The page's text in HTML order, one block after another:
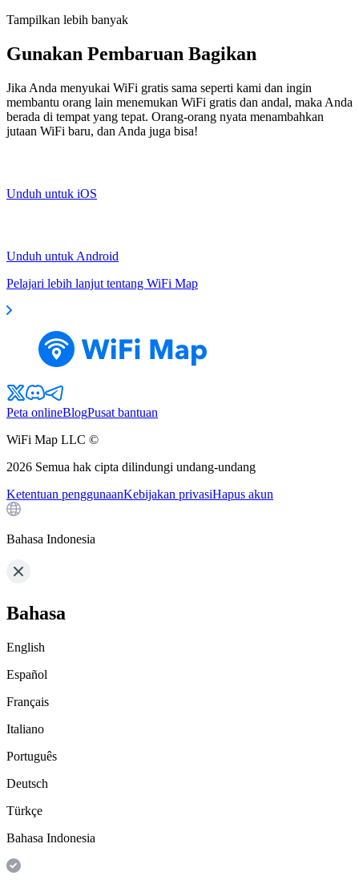
Tampilkan lebih banyak
Gunakan Pembaruan Bagikan
Jika Anda menyukai WiFi gratis sama seperti kami dan ingin
membantu orang lain menemukan WiFi gratis dan andal, maka Anda
berada di tempat yang tepat. Orang-orang nyata menambahkan
jutaan WiFi baru, dan Anda juga bisa!
Unduh untuk iOS
Unduh untuk Android
Pelajari lebih lanjut tentang WiFi Map
Peta onlineBlogPusat bantuan
WiFi Map LLC ©
2026 Semua hak cipta dilindungi undang-undang
Ketentuan penggunaanKebijakan privasiHapus akun
Bahasa Indonesia
Bahasa
English
Español
Français
Italiano
Português
Deutsch
Türkçe
Bahasa Indonesia